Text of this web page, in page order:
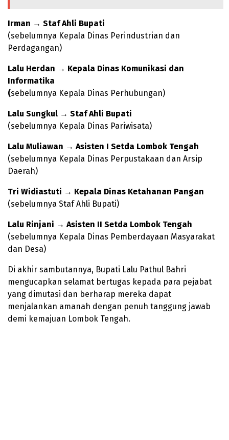
Irman → Staf Ahli Bupati
(sebelumnya Kepala Dinas Perindustrian dan
Perdagangan)
Lalu Herdan → Kepala Dinas Komunikasi dan
Informatika
(sebelumnya Kepala Dinas Perhubungan)
Lalu Sungkul → Staf Ahli Bupati
(sebelumnya Kepala Dinas Pariwisata)
Lalu Muliawan → Asisten I Setda Lombok Tengah
(sebelumnya Kepala Dinas Perpustakaan dan Arsip
Daerah)
Tri Widiastuti → Kepala Dinas Ketahanan Pangan
(sebelumnya Staf Ahli Bupati)
Lalu Rinjani → Asisten II Setda Lombok Tengah
(sebelumnya Kepala Dinas Pemberdayaan Masyarakat
dan Desa)
Di akhir sambutannya, Bupati Lalu Pathul Bahri
mengucapkan selamat bertugas kepada para pejabat
yang dimutasi dan berharap mereka dapat
menjalankan amanah dengan penuh tanggung jawab
demi kemajuan Lombok Tengah.